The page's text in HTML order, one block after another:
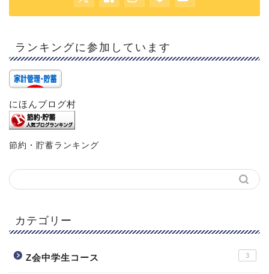
ランキングに参加しています
にほんブログ村
節約・貯蓄ランキング
カテゴリー
Z会中学生コース 3